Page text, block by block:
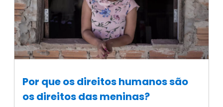
Por que os direitos humanos são
os direitos das meninas?